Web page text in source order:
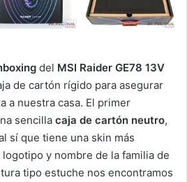
del MSI Raider GE78 13V
de cartón rígido para asegurar
a nuestra casa. El primer
sencilla caja de cartón neutro,
sí que tiene una skin más
y nombre de la familia de
tipo estuche nos encontramos